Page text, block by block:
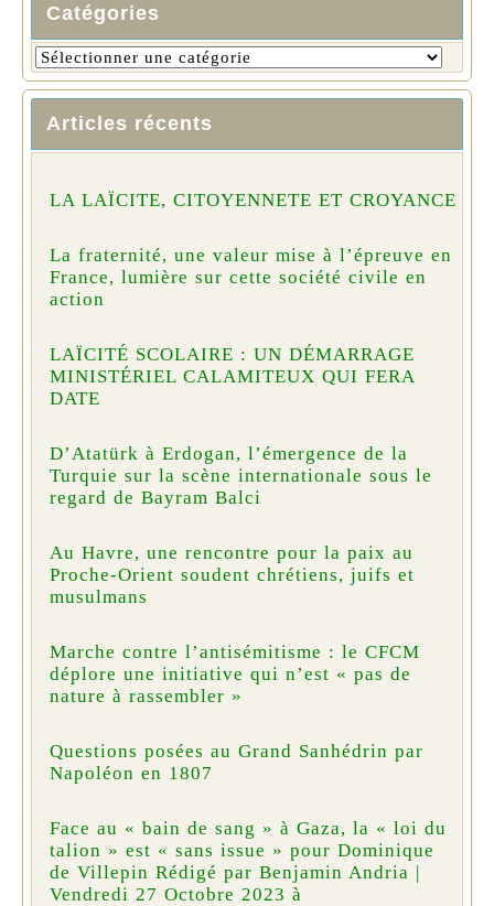
Catégories
Articles récents
LA LAÏCITE, CITOYENNETE ET CROYANCE
La fraternité, une valeur mise à l’épreuve en
France, lumière sur cette société civile en
action
LAÏCITÉ SCOLAIRE : UN DÉMARRAGE
MINISTÉRIEL CALAMITEUX QUI FERA
DATE
D’Atatürk à Erdogan, l’émergence de la
Turquie sur la scène internationale sous le
regard de Bayram Balci
Au Havre, une rencontre pour la paix au
Proche-Orient soudent chrétiens, juifs et
musulmans
Marche contre l’antisémitisme : le CFCM
déplore une initiative qui n’est « pas de
nature à rassembler »
Questions posées au Grand Sanhédrin par
Napoléon en 1807
Face au « bain de sang » à Gaza, la « loi du
talion » est « sans issue » pour Dominique
de Villepin Rédigé par Benjamin Andria |
Vendredi 27 Octobre 2023 à